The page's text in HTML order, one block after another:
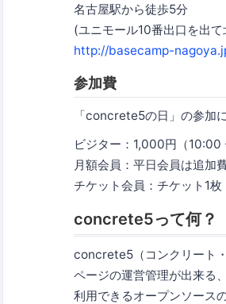
名古屋駅から徒歩5分
(ユニモール10番出口を出
http://basecamp-
参加費
「concrete5の日」の参加
ビジター：1,000円（10:00
月額会員：平日会員は追加
チケット会員：チケット1枚
concrete5って何？
concrete5（コンクリート
ページの運営管理が出来る
利用できるオープンソース